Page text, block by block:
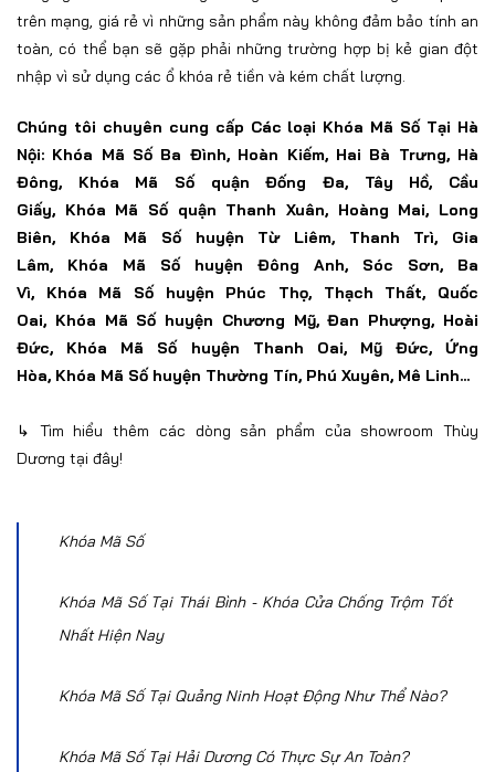
trên mạng, giá rẻ vì những sản phẩm này không đảm bảo tính an
toàn, có thể bạn sẽ gặp phải những trường hợp bị kẻ gian đột
nhập vì sử dụng các ổ khóa rẻ tiền và kém chất lượng.
Chúng tôi chuyên cung cấp Các loại Khóa Mã Số Tại Hà
Nội: Khóa Mã Số Ba Đình, Hoàn Kiếm, Hai Bà Trưng, Hà
Đông, Khóa Mã Số quận Đống Đa, Tây Hồ, Cầu
Giấy, Khóa Mã Số quận Thanh Xuân, Hoàng Mai, Long
Biên, Khóa Mã Số
huyện Từ Liêm, Thanh Trì, Gia
Lâm, Khóa Mã Số
huyện Đông Anh, Sóc Sơn, Ba
Vì, Khóa Mã Số
huyện Phúc Thọ, Thạch Thất, Quốc
Oai, Khóa Mã Số huyện Chương Mỹ, Đan Phượng, Hoài
Đức, Khóa Mã Số
huyện Thanh Oai, Mỹ Đức, Ứng
Hòa, Khóa Mã Số huyện Thường Tín, Phú Xuyên, Mê Linh...
↳ Tìm hiểu thêm các dòng sản phẩm của showroom Thùy
Dương tại đây!
Khóa Mã Số
Khóa Mã Số Tại Thái Bình - Khóa Cửa Chống Trộm Tốt
Nhất Hiện Nay
Khóa Mã Số Tại Quảng Ninh Hoạt Động Như Thể Nào?
Khóa Mã Số Tại Hải Dương Có Thực Sự An Toàn?